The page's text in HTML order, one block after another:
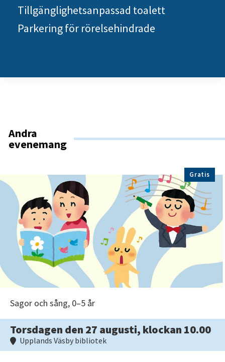
Tillgänglighetsanpassad toalett
Parkering för rörelsehindrade
Andra
evenemang
Gratis
Sagor och sång, 0–5 år
Torsdagen den 27 augusti, klockan 10.00
Upplands Väsby bibliotek